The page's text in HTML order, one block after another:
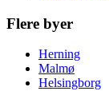
Flere byer
Herning
Malmø
Helsingborg